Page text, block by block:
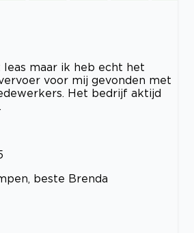
leas maar ik heb echt het
voor mij gevonden met
Het bedrijf aktijd
beste Brenda